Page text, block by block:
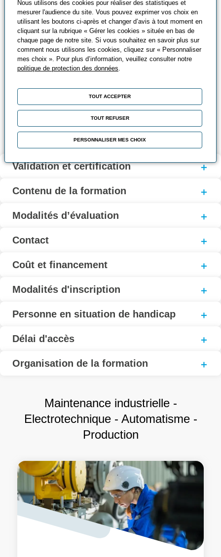
Chaque groupe de deux stagiaires aura à sa disposition
tout au long du stage, un banc complet de matériel
pédagogique et industriel comprenant :
Un outil de programmation équipé du logiciel STEP 7 et
WinCC Flexible
Des automates S7-300/400
Un pupitre opérateur
Un réseau Profibus,MPI ou Ethernet
Validation et certification
Contenu de la formation
Modalités d’évaluation
Contact
Coût et financement
Modalités d'inscription
Personne en situation de handicap
Délai d'accès
Organisation de la formation
Maintenance industrielle -
Electrotechnique - Automatisme -
Production
Nous utilisons des cookies pour réaliser des statistiques et
mesurer l'audience du site. Vous pouvez exprimer vos choix en
utilisant les boutons ci-après et changer d’avis à tout moment en
cliquant sur la rubrique « Gérer les cookies » située en bas de
chaque page de notre site. Si vous souhaitez en savoir plus sur
comment nous utilisons les cookies, cliquez sur « Personnaliser
mes choix ». Pour plus d’information, veuillez consulter notre
politique de protection des données
TOUT ACCEPTER
TOUT REFUSER
PERSONNALISER MES CHOIX